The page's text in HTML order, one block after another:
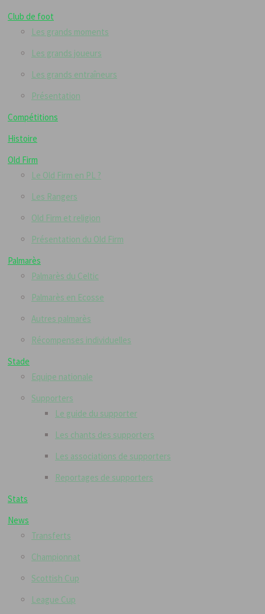
Club de foot
Les grands moments
Les grands joueurs
Les grands entraîneurs
Présentation
Compétitions
Histoire
Old Firm
Le Old Firm en PL ?
Les Rangers
Old Firm et religion
Présentation du Old Firm
Palmarès
Palmarès du Celtic
Palmarès en Ecosse
Autres palmarès
Récompenses individuelles
Stade
Equipe nationale
Supporters
Le guide du supporter
Les chants des supporters
Les associations de supporters
Reportages de supporters
Stats
News
Transferts
Championnat
Scottish Cup
League Cup